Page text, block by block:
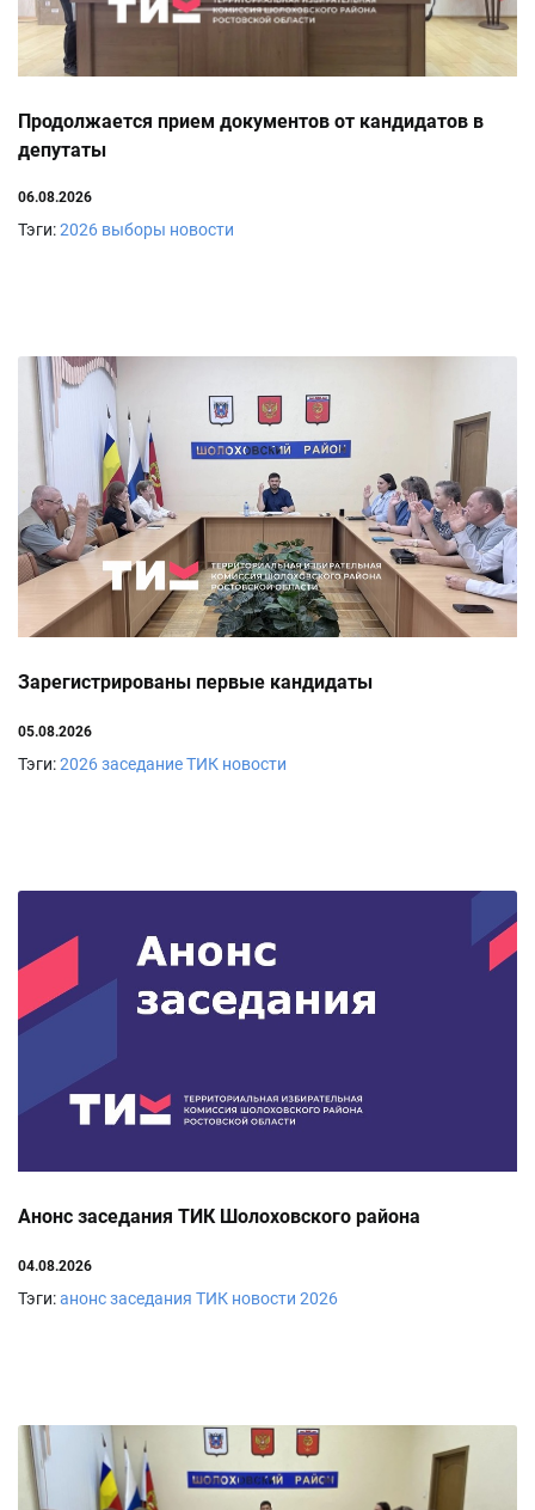
Продолжается прием документов от кандидатов в
депутаты
06.08.2026
Тэги:2026 выборы новости
Зарегистрированы первые кандидаты
05.08.2026
Тэги:2026заседание ТИК новости
Анонс заседания ТИК Шолоховского района
04.08.2026
Тэги:анонс заседания ТИК новости 2026